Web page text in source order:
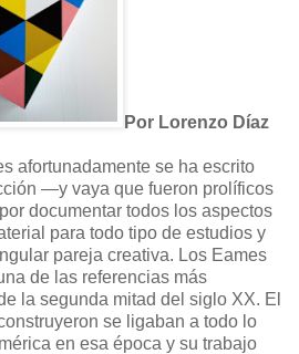
Por Lorenzo Díaz
afortunadamente se ha escrito
—y vaya que fueron prolíficos
documentar todos los aspectos
para todo tipo de estudios y
pareja creativa. Los Eames
de las referencias más
la segunda mitad del siglo XX. El
se ligaban a todo lo
en esa época y su trabajo